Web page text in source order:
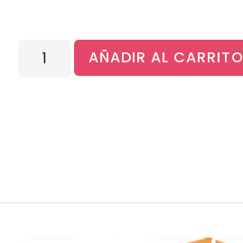
AÑADIR AL CARRITO